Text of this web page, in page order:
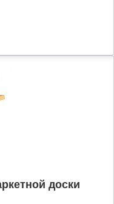
доски